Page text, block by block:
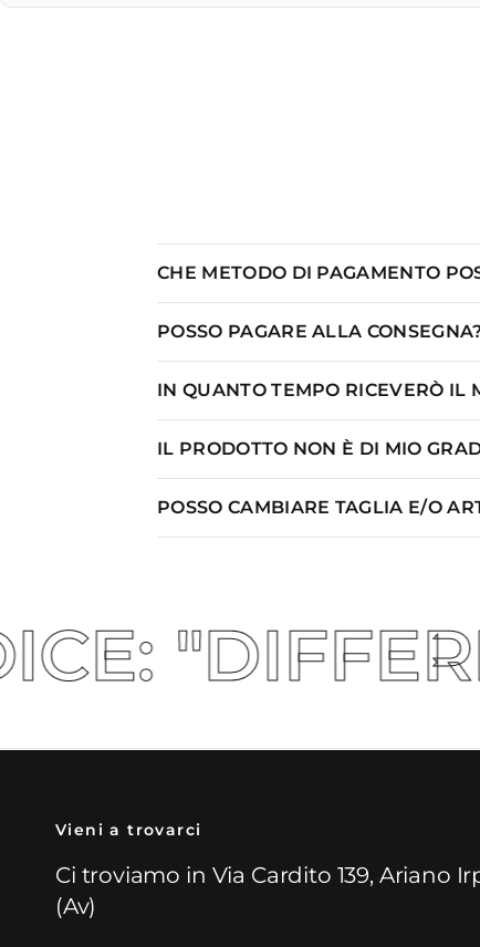
CHE METODO DI PAGAMENTO
POSSO PAGARE ALLA
IN QUANTO TEMPO RICEVERÒ IL
IL PRODOTTO NON È DI MIO
POSSO CAMBIARE TAGLIA E/O
🚀
Vieni a trovarci
Ci troviamo in Via Cardito 139, Ariano
(Av)